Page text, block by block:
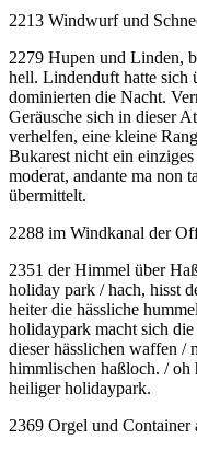
2213 Windwurf und
2279 Hupen und Linden,
hell. Lindenduft hatte sich
dominierten die Nacht.
Geräusche sich in dieser
verhelfen, eine kleine
Bukarest nicht ein
moderat, andante ma non
übermittelt.
2288 im Windkanal der
2351 der Himmel über
holiday park / hach, hisst
heiter die hässliche
holidaypark macht sich
dieser hässlichen waffen /
himmlischen haßloch. /
heiliger holidaypark.
2369 Orgel und Container